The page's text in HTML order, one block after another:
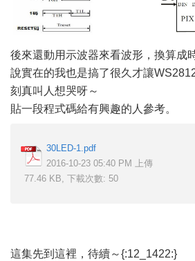
後來還動用示波器來看波形，換算成
說實在的我也是搞了很久才讓
刻真叫人想哭呀～
貼一段程式碼給有興趣的人參考。
30LED-1.pdf
2016-10-23 05:40 PM 上傳
77.46 KB, 下載次數: 50
這集先到這裡，待續～{:12_1422:}